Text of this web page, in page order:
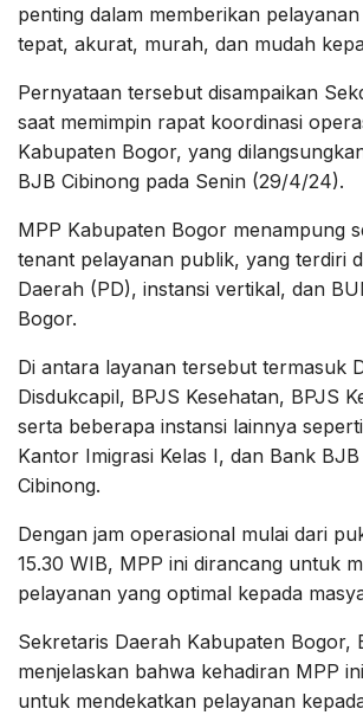
penting dalam memberikan
tepat, akurat, murah, dan mudah
Pernyataan tersebut disampaikan
saat memimpin rapat koordinasi
Kabupaten Bogor, yang
BJB Cibinong pada Senin (29/4/24).
MPP Kabupaten Bogor menampung
tenant pelayanan publik, yang terdiri
Daerah (PD), instansi vertikal, dan
Bogor.
Di antara layanan tersebut termasuk
Disdukcapil, BPJS Kesehatan, BPJS
serta beberapa instansi lainnya
Kantor Imigrasi Kelas I, dan Bank
Cibinong.
Dengan jam operasional mulai dari
15.30 WIB, MPP ini dirancang untuk
pelayanan yang optimal kepada
Sekretaris Daerah Kabupaten Bogor,
menjelaskan bahwa kehadiran MPP
untuk mendekatkan pelayanan